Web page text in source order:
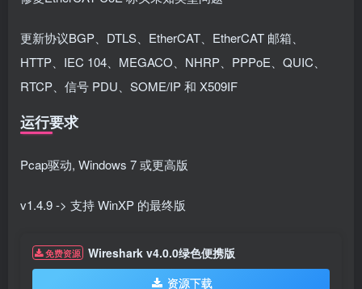
更新协议BGP、DTLS、EtherCAT、EtherCAT 邮箱、
HTTP、IEC 104、MEGACO、NHRP、PPPoE、QUIC、
RTCP、信号 PDU、SOME/IP 和 X509IF
运行要求
Pcap驱动, Windows 7 或更高版
v1.4.9 -> 支持 WinXP 的最终版
免费资源 Wireshark v4.0.0绿色便携版
资源下载